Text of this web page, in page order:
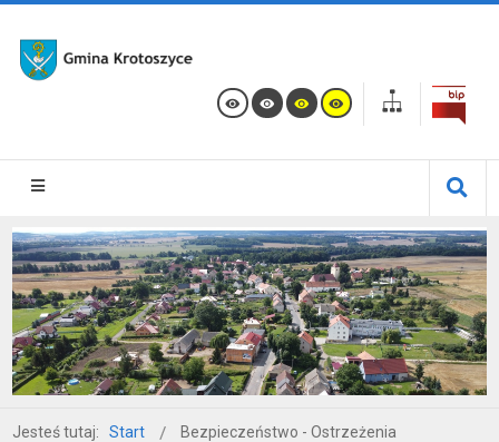
Jesteś tutaj: Start Bezpieczeństwo - Ostrzeżenia